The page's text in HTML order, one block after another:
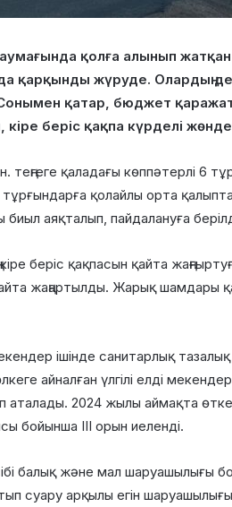
қолға алынып
жүруде. Олардың дені
Сонымен қатар, бюджет
беріс қақпа күрделі
теңгеге қаладағы көппәтерлі 6
тұрғындарға қолайлы орта
аяқталып, пайдалануға
беріс қақпасын қайта
қайта жаңартылды. Жарық
ішінде санитарлық
айналған үлгілі елді
аталады. 2024 жылы аймақта
бойынша III орын иеленді.
балық және мал шаруашылығы
суару арқылы егін